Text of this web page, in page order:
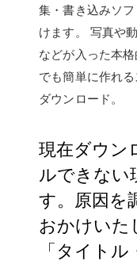
集・書き込みソ
けます。 写真や
などが入った本
でも簡単に作れ
ダウンロード。
現在ダウン
ルできない
す。原因を
おかけいた
「タイト